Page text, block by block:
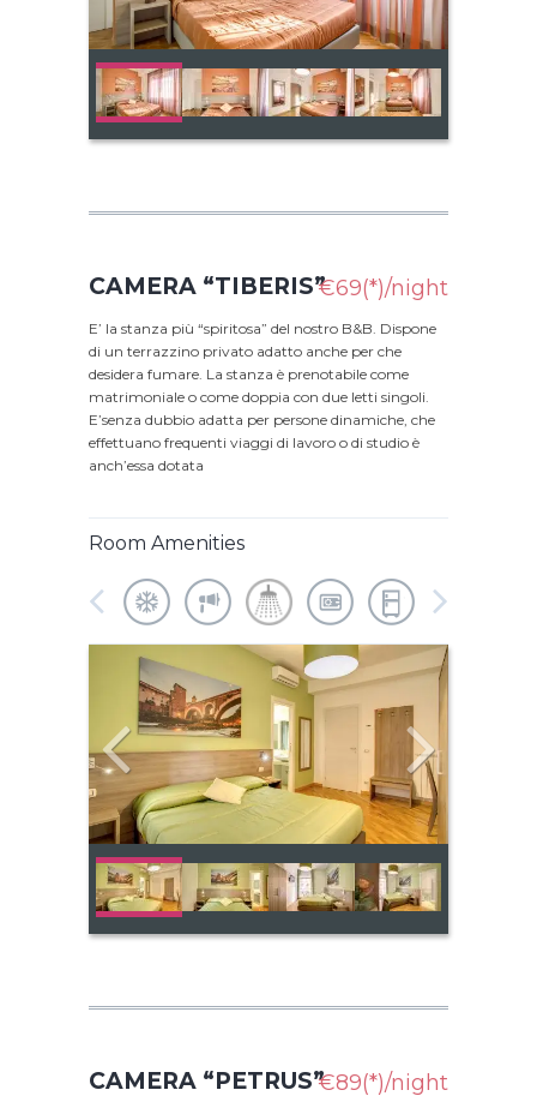
CAMERA “TIBERIS”€69(*)/night
E’ la stanza più “spiritosa” del nostro B&B. Dispone
di un terrazzino privato adatto anche per che
desidera fumare. La stanza è prenotabile come
matrimoniale o come doppia con due letti singoli.
E’senza dubbio adatta per persone dinamiche, che
effettuano frequenti viaggi di lavoro o di studio è
anch’essa dotata
Room Amenities
CAMERA “PETRUS”€89(*)/night